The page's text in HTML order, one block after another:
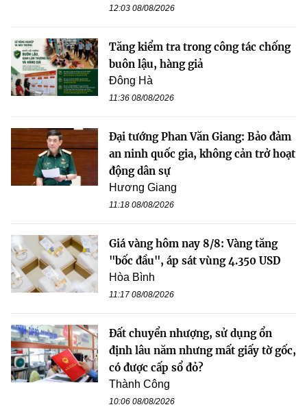
12:03 08/08/2026
Tăng kiểm tra trong công tác chống
buôn lậu, hàng giả
Đông Hà
11:36 08/08/2026
Đại tướng Phan Văn Giang: Bảo đảm
an ninh quốc gia, không cản trở hoạt
động dân sự
Hương Giang
11:18 08/08/2026
Giá vàng hôm nay 8/8: Vàng tăng
"bốc đầu", áp sát vùng 4.350 USD
Hòa Bình
11:17 08/08/2026
Đất chuyển nhượng, sử dụng ổn
định lâu năm nhưng mất giấy tờ gốc,
có được cấp sổ đỏ?
Thành Công
10:06 08/08/2026